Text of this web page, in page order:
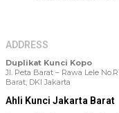
ADDRESS
Duplikat Kunci Kopo
Jl. Peta Barat – Rawa Lele
Barat, DKI Jakarta
Ahli Kunci Jakarta Barat